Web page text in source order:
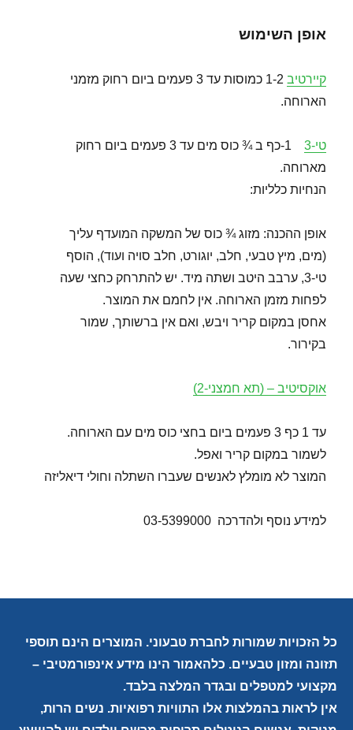
אופן השימוש
קיירטיב
1-2 כמוסות עד 3 פעמים ביום רחוק מזמני
הארוחה.
טי-3
1-כף ב ¾ כוס מים עד 3 פעמים ביום רחוק
מארוחה.
הנחיות כלליות:
אופן ההכנה: מזוג ¾ כוס של המשקה המועדף עליך
(מים, מיץ טבעי, חלב, יוגורט, חלב סויה ועוד), הוסף
טי-3, ערבב היטב ושתה מיד. יש להתרחק כחצי שעה
לפחות מזמן הארוחה. אין לחמם את המוצר.
אחסן במקום קריר ויבש, ואם אין ברשותך, שמור
בקירור.
אוקסיטיב – (תא חמצני-2)
עד 1 כף 3 פעמים ביום בחצי כוס מים עם הארוחה.
לשמור במקום קריר ואפל.
המוצר לא מומלץ לאנשים שעברו השתלה וחולי דיאליזה
למידע נוסף ולהדרכה 03-5399000
כל הזכויות שמורות לחברת טבעוני. המוצרים הינם תוספי
תזונה ומזון טבעיים. כלהאמור הינו מידע אינפורמטיבי –
מקצועי למטפלים ובגדר המלצה בלבד.
אין לראות בהמלצות אלו התוויות רפואיות. נשים הרות,